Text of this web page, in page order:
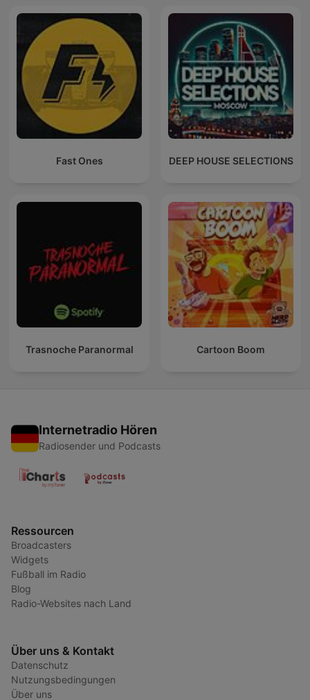
Fast Ones DEEP HOUSE SELECTIONS
Trasnoche Paranormal Cartoon Boom
Internetradio Hören
Radiosender und Podcasts
Ressourcen
Broadcasters
Widgets
Fußball im Radio
Blog
Radio-Websites nach Land
Über uns & Kontakt
Datenschutz
Nutzungsbedingungen
Über uns